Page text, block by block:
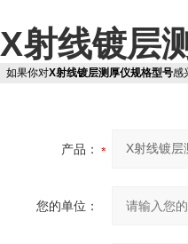
X射线镀层
如果你对X射线镀层测厚仪规格型号感
产品：
您的单位：